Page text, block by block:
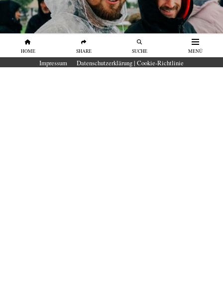
HOME SHARE SUCHE MENÜ
PORTRAITS
Impressum Datenschutzerklärung | Cookie-Richtlinie